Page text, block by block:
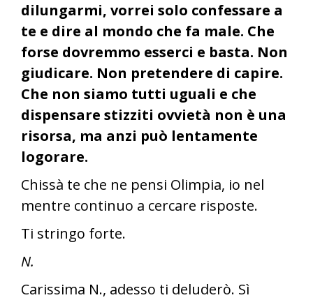
dilungarmi, vorrei solo confessare a
te e dire al mondo che fa male. Che
forse dovremmo esserci e basta. Non
giudicare. Non pretendere di capire.
Che non siamo tutti uguali e che
dispensare stizziti ovvietà non è una
risorsa, ma anzi può lentamente
logorare.
Chissà te che ne pensi Olimpia, io nel
mentre continuo a cercare risposte.
Ti stringo forte.
N.
Carissima N., adesso ti deluderò. Sì